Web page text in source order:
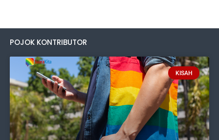
POJOK KONTRIBUTOR
KISAH